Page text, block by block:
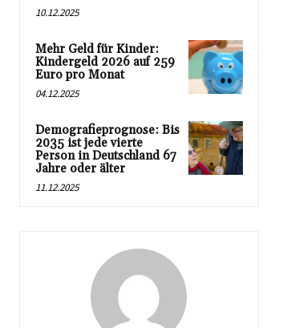
10.12.2025
Mehr Geld für Kinder:
Kindergeld 2026 auf 259
Euro pro Monat
04.12.2025
Demografieprognose: Bis
2035 ist jede vierte
Person in Deutschland 67
Jahre oder älter
11.12.2025